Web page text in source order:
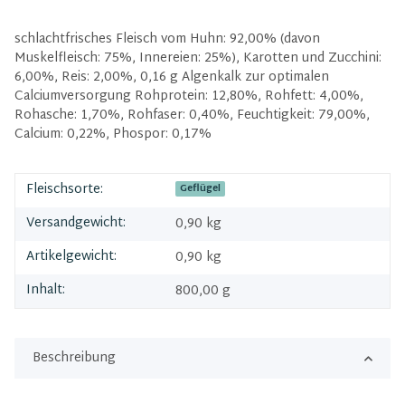
schlachtfrisches Fleisch vom Huhn: 92,00% (davon
Muskelfleisch: 75%, Innereien: 25%), Karotten und Zucchini:
6,00%, Reis: 2,00%, 0,16 g Algenkalk zur optimalen
Calciumversorgung Rohprotein: 12,80%, Rohfett: 4,00%,
Rohasche: 1,70%, Rohfaser: 0,40%, Feuchtigkeit: 79,00%,
Calcium: 0,22%, Phospor: 0,17%
Fleischsorte: Geflügel
Versandgewicht:
0,90 kg
Artikelgewicht:
0,90 kg
Inhalt:
800,00 g
Beschreibung